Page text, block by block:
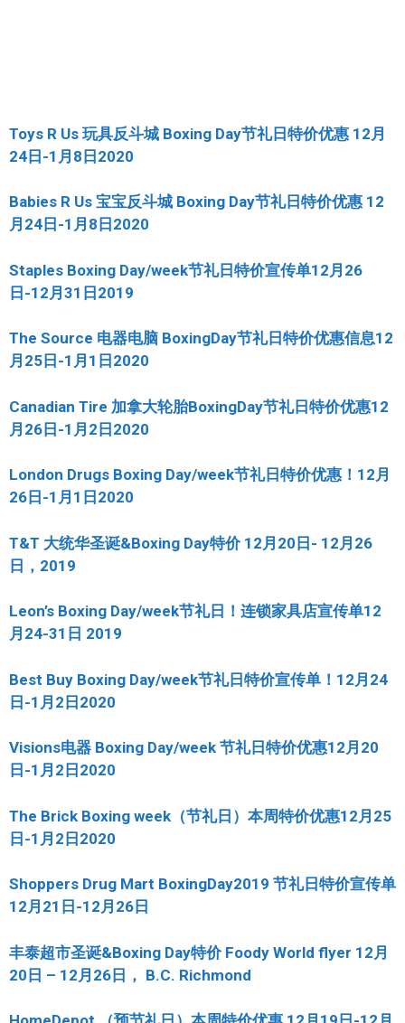
Toys R Us 玩具反斗城 Boxing Day节礼日特价优惠 12月
24日-1月8日2020
Babies R Us 宝宝反斗城 Boxing Day节礼日特价优惠 12
月24日-1月8日2020
Staples Boxing Day/week节礼日特价宣传单12月26
日-12月31日2019
The Source 电器电脑 BoxingDay节礼日特价优惠信息12
月25日-1月1日2020
Canadian Tire 加拿大轮胎BoxingDay节礼日特价优惠12
月26日-1月2日2020
London Drugs Boxing Day/week节礼日特价优惠！12月
26日-1月1日2020
T&T 大统华圣诞&Boxing Day特价 12月20日- 12月26
日，2019
Leon’s Boxing Day/week节礼日！连锁家具店宣传单12
月24-31日 2019
Best Buy Boxing Day/week节礼日特价宣传单！12月24
日-1月2日2020
Visions电器 Boxing Day/week 节礼日特价优惠12月20
日-1月2日2020
The Brick Boxing week（节礼日）本周特价优惠12月25
日-1月2日2020
Shoppers Drug Mart BoxingDay2019 节礼日特价宣传单
12月21日-12月26日
丰泰超市圣诞&Boxing Day特价 Foody World flyer 12月
20日 – 12月26日， B.C. Richmond